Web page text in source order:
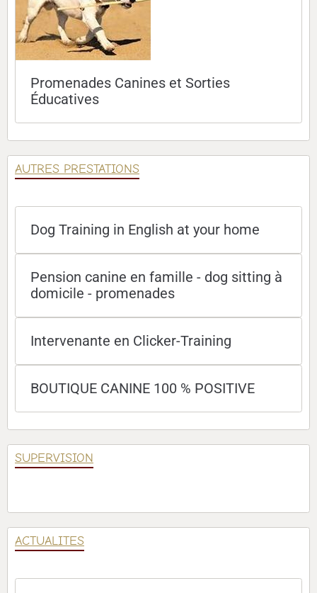
Promenades Canines et Sorties
Éducatives
AUTRES PRESTATIONS
Dog Training in English at your home
Pension canine en famille - dog sitting à
domicile - promenades
Intervenante en Clicker-Training
BOUTIQUE CANINE 100 % POSITIVE
SUPERVISION
ACTUALITES